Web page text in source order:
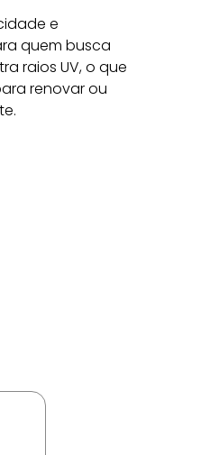
e
quem busca
raios UV, o que
renovar ou